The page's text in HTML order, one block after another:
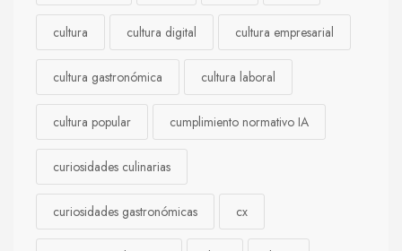
cultura cultura digital cultura empresarial
cultura gastronómica cultura laboral
cultura popular cumplimiento normativo IA
curiosidades culinarias
curiosidades gastronómicas cx